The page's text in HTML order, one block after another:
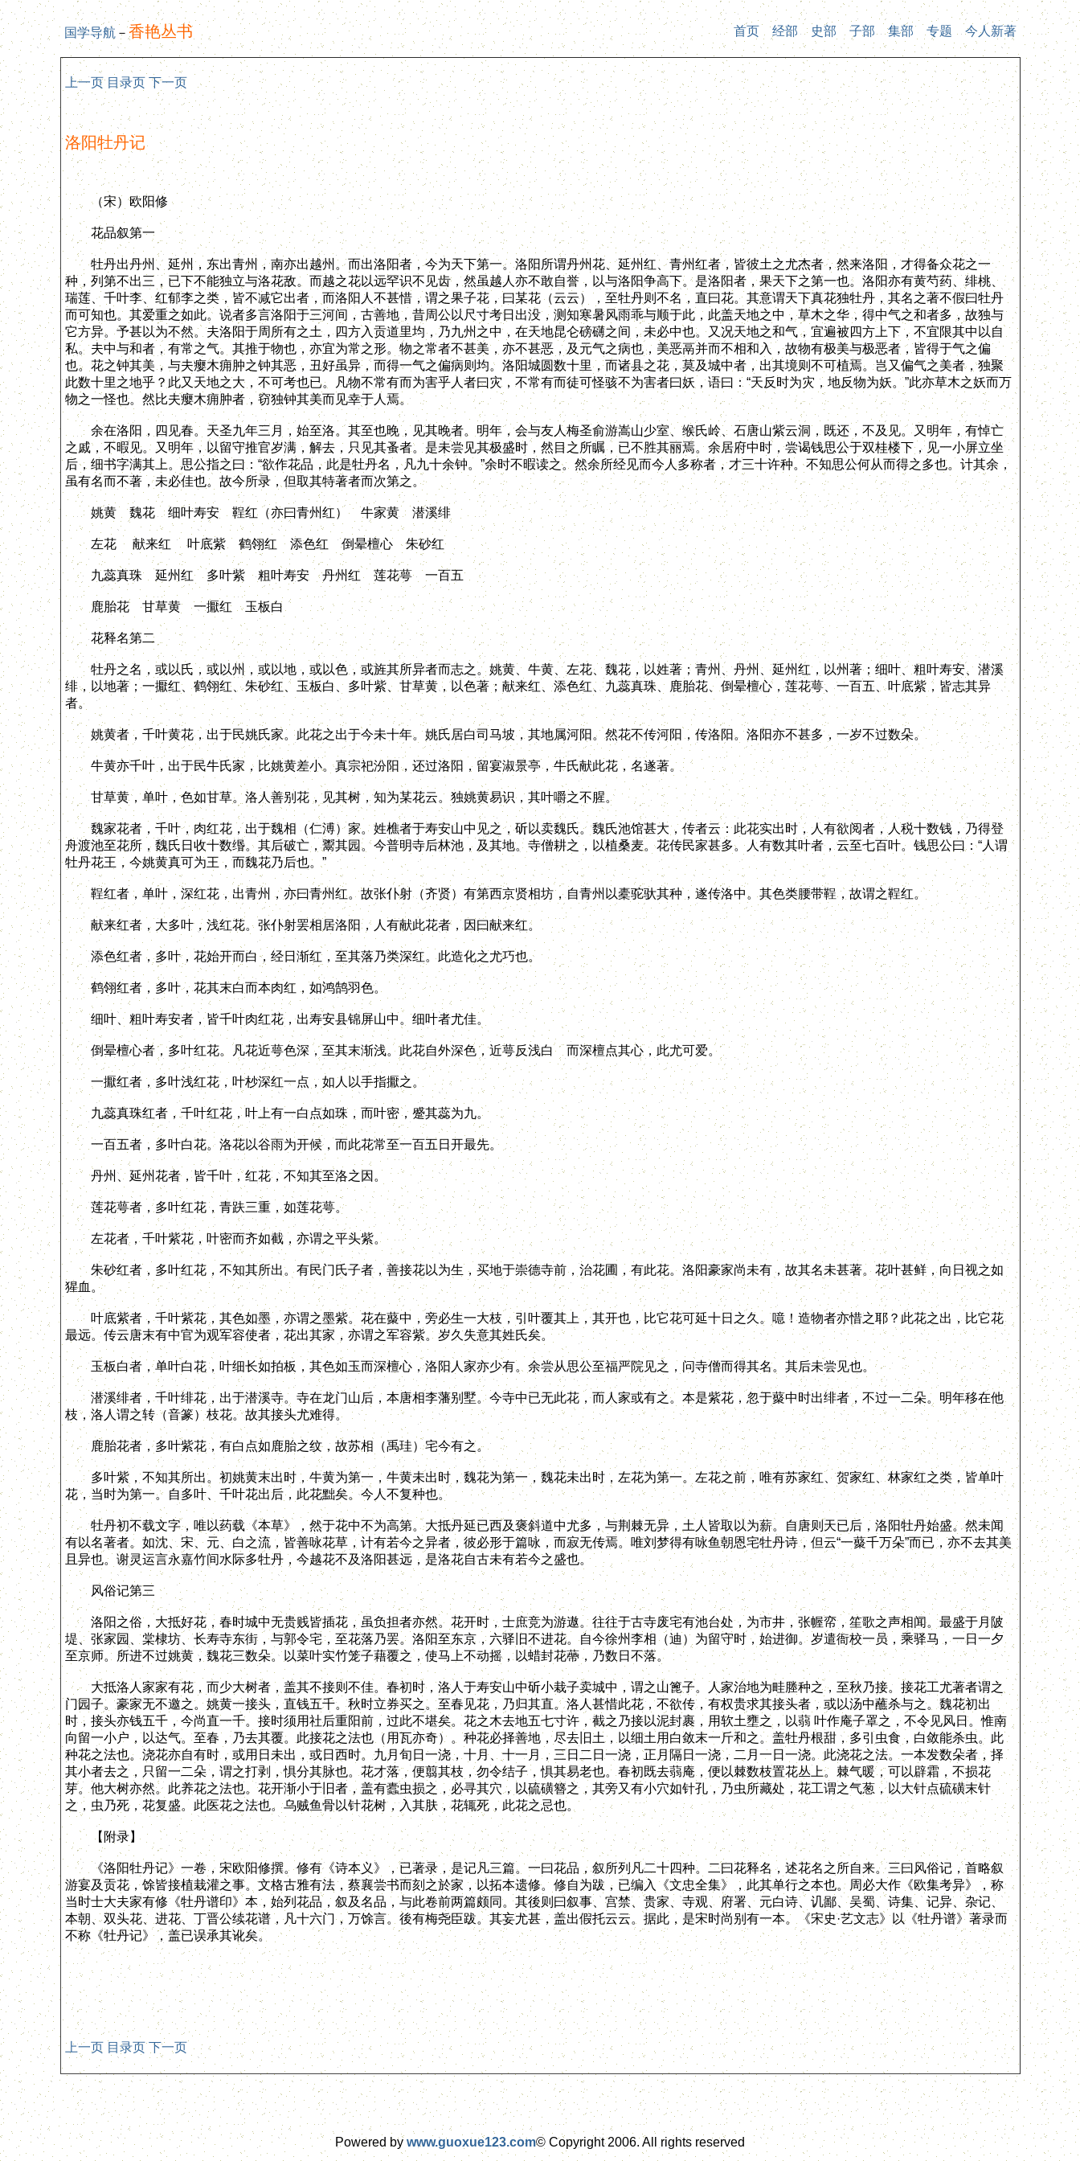
国学导航 － 香艳丛书 首页 经部 史部 子部 集部 专题 今人新著
上一页 目录页 下一页
洛阳牡丹记
（宋）欧阳修
花品叙第一
牡丹出丹州、延州，东出青州，南亦出越州。而出洛阳者，今为天下第一。洛阳所谓丹州花、延州红、青州红者，皆彼土之尤杰者，然来洛阳，才得备众花之一
种，列第不出三，已下不能独立与洛花敌。而越之花以远罕识不见齿，然虽越人亦不敢自誉，以与洛阳争高下。是洛阳者，果天下之第一也。洛阳亦有黄芍药、绯桃、
瑞莲、千叶李、红郁李之类，皆不减它出者，而洛阳人不甚惜，谓之果子花，曰某花（云云），至牡丹则不名，直曰花。其意谓天下真花独牡丹，其名之著不假曰牡丹
而可知也。其爱重之如此。说者多言洛阳于三河间，古善地，昔周公以尺寸考日出没，测知寒暑风雨乖与顺于此，此盖天地之中，草木之华，得中气之和者多，故独与
它方异。予甚以为不然。夫洛阳于周所有之土，四方入贡道里均，乃九州之中，在天地昆仑磅礴之间，未必中也。又况天地之和气，宜遍被四方上下，不宜限其中以自
私。夫中与和者，有常之气。其推于物也，亦宜为常之形。物之常者不甚美，亦不甚恶，及元气之病也，美恶鬲并而不相和入，故物有极美与极恶者，皆得于气之偏
也。花之钟其美，与夫瘿木痈肿之钟其恶，丑好虽异，而得一气之偏病则均。洛阳城圆数十里，而诸县之花，莫及城中者，出其境则不可植焉。岂又偏气之美者，独聚
此数十里之地乎？此又天地之大，不可考也已。凡物不常有而为害乎人者曰灾，不常有而徒可怪骇不为害者曰妖，语曰：“天反时为灾，地反物为妖。”此亦草木之妖而万
物之一怪也。然比夫瘿木痈肿者，窃独钟其美而见幸于人焉。
余在洛阳，四见春。天圣九年三月，始至洛。其至也晚，见其晚者。明年，会与友人梅圣俞游嵩山少室、缑氏岭、石唐山紫云洞，既还，不及见。又明年，有悼亡
之戚，不暇见。又明年，以留守推官岁满，解去，只见其蚤者。是未尝见其极盛时，然目之所瞩，已不胜其丽焉。余居府中时，尝谒钱思公于双桂楼下，见一小屏立坐
后，细书字满其上。思公指之曰：“欲作花品，此是牡丹名，凡九十余钟。”余时不暇读之。然余所经见而今人多称者，才三十许种。不知思公何从而得之多也。计其余，
虽有名而不著，未必佳也。故今所录，但取其特著者而次第之。
姚黄 魏花 细叶寿安 鞓红（亦曰青州红） 牛家黄 潜溪绯
左花 献来红 叶底紫 鹤翎红 添色红 倒晕檀心 朱砂红
九蕊真珠 延州红 多叶紫 粗叶寿安 丹州红 莲花萼 一百五
鹿胎花 甘草黄 一擫红 玉板白
花释名第二
牡丹之名，或以氏，或以州，或以地，或以色，或旌其所异者而志之。姚黄、牛黄、左花、魏花，以姓著；青州、丹州、延州红，以州著；细叶、粗叶寿安、潜溪
绯，以地著；一擫红、鹤翎红、朱砂红、玉板白、多叶紫、甘草黄，以色著；献来红、添色红、九蕊真珠、鹿胎花、倒晕檀心，莲花萼、一百五、叶底紫，皆志其异
者。
姚黄者，千叶黄花，出于民姚氏家。此花之出于今未十年。姚氏居白司马坡，其地属河阳。然花不传河阳，传洛阳。洛阳亦不甚多，一岁不过数朵。
牛黄亦千叶，出于民牛氏家，比姚黄差小。真宗祀汾阳，还过洛阳，留宴淑景亭，牛氏献此花，名遂著。
甘草黄，单叶，色如甘草。洛人善别花，见其树，知为某花云。独姚黄易识，其叶嚼之不腥。
魏家花者，千叶，肉红花，出于魏相（仁溥）家。姓樵者于寿安山中见之，斫以卖魏氏。魏氏池馆甚大，传者云：此花实出时，人有欲阅者，人税十数钱，乃得登
舟渡池至花所，魏氏日收十数缗。其后破亡，鬻其园。今普明寺后林池，及其地。寺僧耕之，以植桑麦。花传民家甚多。人有数其叶者，云至七百叶。钱思公曰：“人谓
牡丹花王，今姚黄真可为王，而魏花乃后也。”
鞓红者，单叶，深红花，出青州，亦曰青州红。故张仆射（齐贤）有第西京贤相坊，自青州以橐驼驮其种，遂传洛中。其色类腰带鞓，故谓之鞓红。
献来红者，大多叶，浅红花。张仆射罢相居洛阳，人有献此花者，因曰献来红。
添色红者，多叶，花始开而白，经日渐红，至其落乃类深红。此造化之尤巧也。
鹤翎红者，多叶，花其末白而本肉红，如鸿鹄羽色。
细叶、粗叶寿安者，皆千叶肉红花，出寿安县锦屏山中。细叶者尤佳。
倒晕檀心者，多叶红花。凡花近萼色深，至其末渐浅。此花自外深色，近萼反浅白 而深檀点其心，此尤可爱。
一擫红者，多叶浅红花，叶杪深红一点，如人以手指擫之。
九蕊真珠红者，千叶红花，叶上有一白点如珠，而叶密，蹙其蕊为九。
一百五者，多叶白花。洛花以谷雨为开候，而此花常至一百五日开最先。
丹州、延州花者，皆千叶，红花，不知其至洛之因。
莲花萼者，多叶红花，青趺三重，如莲花萼。
左花者，千叶紫花，叶密而齐如截，亦谓之平头紫。
朱砂红者，多叶红花，不知其所出。有民门氏子者，善接花以为生，买地于崇德寺前，治花圃，有此花。洛阳豪家尚未有，故其名未甚著。花叶甚鲜，向日视之如
猩血。
叶底紫者，千叶紫花，其色如墨，亦谓之墨紫。花在藂中，旁必生一大枝，引叶覆其上，其开也，比它花可延十日之久。噫！造物者亦惜之耶？此花之出，比它花
最远。传云唐末有中官为观军容使者，花出其家，亦谓之军容紫。岁久失意其姓氏矣。
玉板白者，单叶白花，叶细长如拍板，其色如玉而深檀心，洛阳人家亦少有。余尝从思公至福严院见之，问寺僧而得其名。其后未尝见也。
潜溪绯者，千叶绯花，出于潜溪寺。寺在龙门山后，本唐相李藩别墅。今寺中已无此花，而人家或有之。本是紫花，忽于藂中时出绯者，不过一二朵。明年移在他
枝，洛人谓之转（音篆）枝花。故其接头尤难得。
鹿胎花者，多叶紫花，有白点如鹿胎之纹，故苏相（禹珪）宅今有之。
多叶紫，不知其所出。初姚黄末出时，牛黄为第一，牛黄未出时，魏花为第一，魏花未出时，左花为第一。左花之前，唯有苏家红、贺家红、林家红之类，皆单叶
花，当时为第一。自多叶、千叶花出后，此花黜矣。今人不复种也。
牡丹初不载文字，唯以药载《本草》，然于花中不为高第。大抵丹延已西及褒斜道中尤多，与荆棘无异，土人皆取以为薪。自唐则天已后，洛阳牡丹始盛。然未闻
有以名著者。如沈、宋、元、白之流，皆善咏花草，计有若今之异者，彼必形于篇咏，而寂无传焉。唯刘梦得有咏鱼朝恩宅牡丹诗，但云“一藂千万朵”而已，亦不去其美
且异也。谢灵运言永嘉竹间水际多牡丹，今越花不及洛阳甚远，是洛花自古未有若今之盛也。
风俗记第三
洛阳之俗，大抵好花，春时城中无贵贱皆插花，虽负担者亦然。花开时，士庶竞为游遨。往往于古寺废宅有池台处，为市井，张幄帟，笙歌之声相闻。最盛于月陂
堤、张家园、棠棣坊、长寿寺东街，与郭令宅，至花落乃罢。洛阳至东京，六驿旧不进花。自今徐州李相（迪）为留守时，始进御。岁遣衙校一员，乘驿马，一日一夕
至京师。所进不过姚黄，魏花三数朵。以菜叶实竹笼子藉覆之，使马上不动摇，以蜡封花蔕，乃数日不落。
大抵洛人家家有花，而少大树者，盖其不接则不佳。春初时，洛人于寿安山中斫小栽子卖城中，谓之山篦子。人家治地为畦塍种之，至秋乃接。接花工尤著者谓之
门园子。豪家无不邀之。姚黄一接头，直钱五千。秋时立券买之。至春见花，乃归其直。洛人甚惜此花，不欲传，有权贵求其接头者，或以汤中蘸杀与之。魏花初出
时，接头亦钱五千，今尚直一千。接时须用社后重阳前，过此不堪矣。花之木去地五七寸许，截之乃接以泥封裹，用软土壅之，以蒻 叶作庵子罩之，不令见风日。惟南
向留一小户，以达气。至春，乃去其覆。此接花之法也（用瓦亦奇）。种花必择善地，尽去旧土，以细土用白敛末一斤和之。盖牡丹根甜，多引虫食，白敛能杀虫。此
种花之法也。浇花亦自有时，或用日未出，或日西时。九月旬日一浇，十月、十一月，三日二日一浇，正月隔日一浇，二月一日一浇。此浇花之法。一本发数朵者，择
其小者去之，只留一二朵，谓之打剥，惧分其脉也。花才落，便翦其枝，勿令结子，惧其易老也。春初既去蒻庵，便以棘数枝置花丛上。棘气暖，可以辟霜，不损花
芽。他大树亦然。此养花之法也。花开渐小于旧者，盖有蠹虫损之，必寻其穴，以硫磺簪之，其旁又有小穴如针孔，乃虫所藏处，花工谓之气葱，以大针点硫磺末针
之，虫乃死，花复盛。此医花之法也。乌贼鱼骨以针花树，入其肤，花辄死，此花之忌也。
【附录】
《洛阳牡丹记》一卷，宋欧阳修撰。修有《诗本义》，已著录，是记凡三篇。一曰花品，叙所列凡二十四种。二曰花释名，述花名之所自来。三曰风俗记，首略叙
游宴及贡花，馀皆接植栽灌之事。文格古雅有法，蔡襄尝书而刻之於家，以拓本遗修。修自为跋，已编入《文忠全集》，此其单行之本也。周必大作《欧集考异》，称
当时士大夫家有修《牡丹谱印》本，始列花品，叙及名品，与此卷前两篇颇同。其後则曰叙事、宫禁、贵家、寺观、府署、元白诗、讥鄙、吴蜀、诗集、记异、杂记、
本朝、双头花、进花、丁晋公续花谱，凡十六门，万馀言。後有梅尧臣跋。其妄尤甚，盖出假托云云。据此，是宋时尚别有一本。《宋史·艺文志》以《牡丹谱》著录而
不称《牡丹记》，盖已误承其讹矣。
上一页 目录页 下一页
Powered by www.guoxue123.com© Copyright 2006. All rights reserved